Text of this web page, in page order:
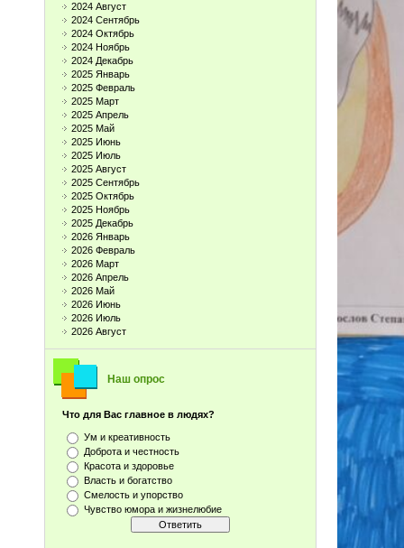
2024 Август
2024 Сентябрь
2024 Октябрь
2024 Ноябрь
2024 Декабрь
2025 Январь
2025 Февраль
2025 Март
2025 Апрель
2025 Май
2025 Июнь
2025 Июль
2025 Август
2025 Сентябрь
2025 Октябрь
2025 Ноябрь
2025 Декабрь
2026 Январь
2026 Февраль
2026 Март
2026 Апрель
2026 Май
2026 Июнь
2026 Июль
2026 Август
Наш опрос
Что для Вас главное в людях?
Ум и креативность
Доброта и честность
Красота и здоровье
Власть и богатство
Смелость и упорство
Чувство юмора и жизнелюбие